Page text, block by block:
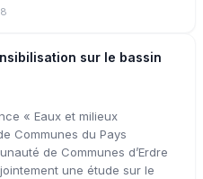
sur le bassin
« Eaux et milieux
Communes du Pays
de Communes d’Erdre
une étude sur le